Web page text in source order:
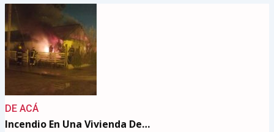
DE ACÁ
Incendio En Una Vivienda De…